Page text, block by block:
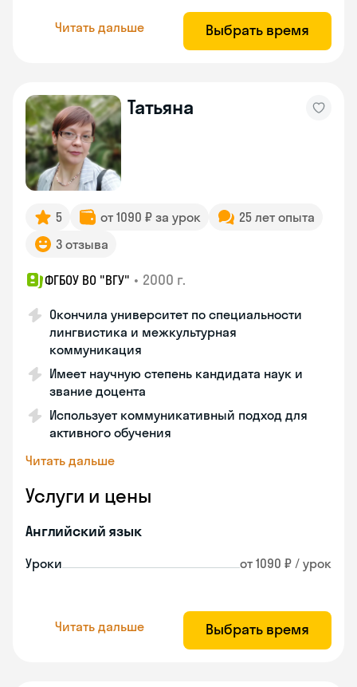
Читать дальше Выбрать время
Татьяна
5 от 1090 ₽ за урок
25 лет опыта
3 отзыва
ФГБОУ ВО "ВГУ" • 2000 г.
Окончила университет по специальности
лингвистика и межкультурная
коммуникация
Имеет научную степень кандидата наук и
звание доцента
Использует коммуникативный подход для
активного обучения
Читать дальше
Услуги и цены
Английский язык
Уроки от 1090 ₽ / урок
Читать дальше Выбрать время